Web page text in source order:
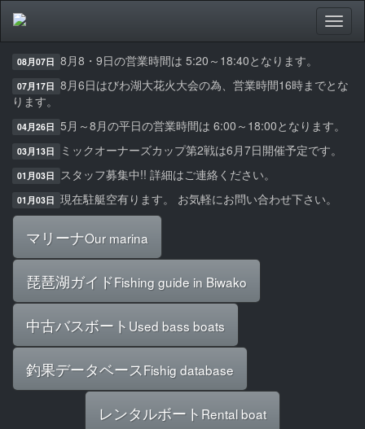
TOPICS
08月07日 8月8・9日の営業時間は 5:20～18:40となります。
07月17日 8月6日はびわ湖大花火大会の為、営業時間16時までとな
ります。
04月26日 5月～8月の平日の営業時間は 6:00～18:00となります。
03月13日 ミックオーナーズカップ第2戦は6月7日開催予定です。
01月03日 スタッフ募集中!! 詳細はご連絡ください。
01月03日 現在駐艇空有ります。 お気軽にお問い合わせ下さい。
マリーナOur marina
琵琶湖ガイドFishing guide in Biwako
中古バスボート Used bass boats
釣果データベースFishig database
レンタルボート Rental boat